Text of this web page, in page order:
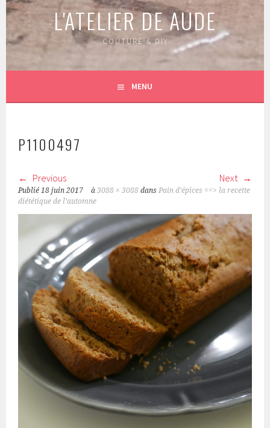
L'ATELIER DE AUDE
COUTURE & DIY
MENU
P1100497
Previous Next
Publié18 juin 2017 à3088 × 3088 dansPain d’épices ==> la recette
diététique de l’automne